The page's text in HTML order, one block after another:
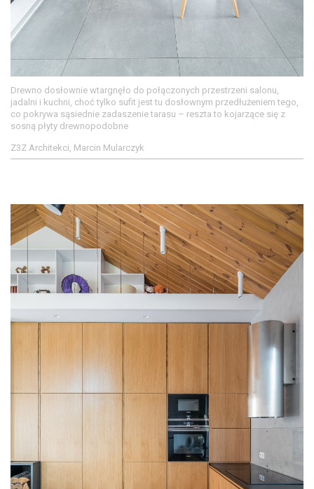
Drewno dosłownie wtargnęło do połączonych przestrzeni salonu,
jadalni i kuchni, choć tylko sufit jest tu dosłownym przedłużeniem tego,
co pokrywa sąsiednie zadaszenie tarasu – reszta to kojarzące się z
sosną płyty drewnopodobne
Z3Z Architekci, Marcin Mularczyk